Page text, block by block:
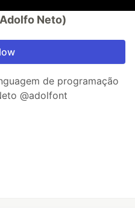
Neto)
de programação
@adolfont